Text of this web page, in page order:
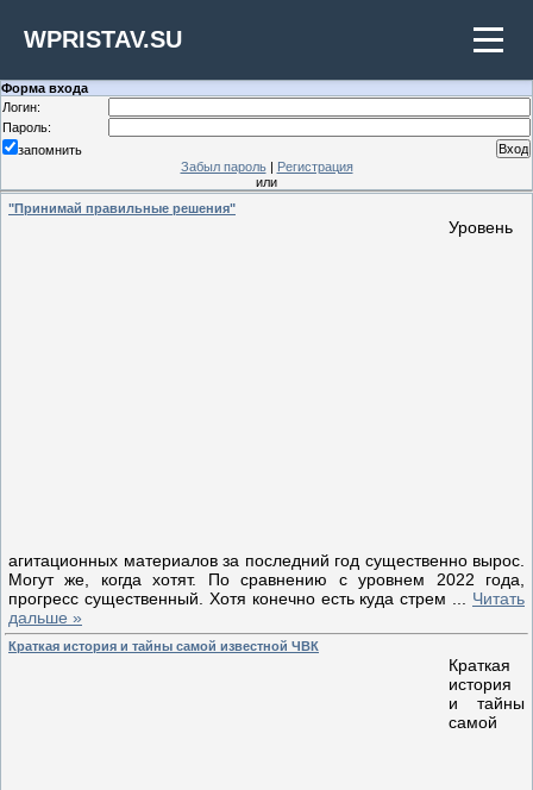
WPRISTAV.SU
Форма входа
Логин:
Пароль:
запомнить
Забыл пароль| Регистрация
или
"Принимай правильные решения"
Уровень
агитационных материалов за последний год существенно вырос.
Могут же, когда хотят. По сравнению с уровнем 2022 года,
прогресс существенный. Хотя конечно есть куда стрем
Читать
дальше »
Краткая история и тайны самой известной ЧВК
Краткая
история
и тайны
самой